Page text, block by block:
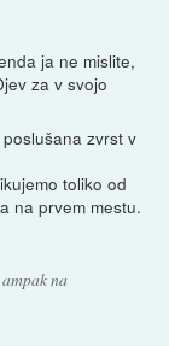
ja ne mislite,
za v svojo
zvrst v
toliko od
na prvem mestu.
na